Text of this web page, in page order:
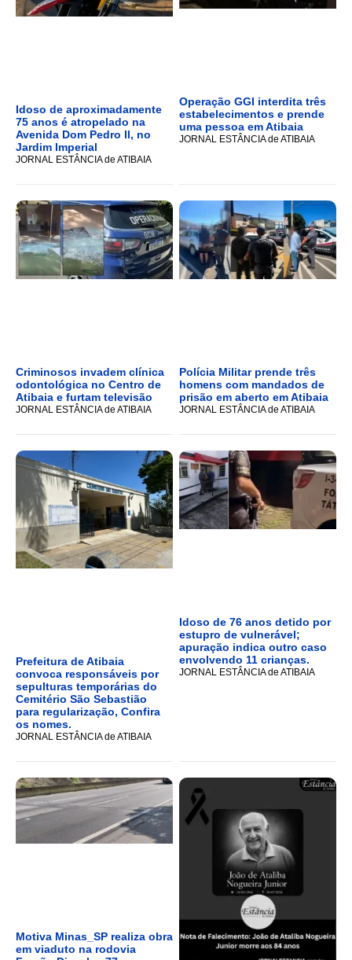
Idoso de aproximadamente
75 anos é atropelado na
Avenida Dom Pedro II, no
Jardim Imperial
JORNAL ESTÂNCIA de ATIBAIA
Operação GGI interdita três
estabelecimentos e prende
uma pessoa em Atibaia
JORNAL ESTÂNCIA de ATIBAIA
Criminosos invadem clínica
odontológica no Centro de
Atibaia e furtam televisão
JORNAL ESTÂNCIA de ATIBAIA
Polícia Militar prende três
homens com mandados de
prisão em aberto em Atibaia
JORNAL ESTÂNCIA de ATIBAIA
Prefeitura de Atibaia
convoca responsáveis por
sepulturas temporárias do
Cemitério São Sebastião
para regularização, Confira
os nomes.
JORNAL ESTÂNCIA de ATIBAIA
Idoso de 76 anos detido por
estupro de vulnerável;
apuração indica outro caso
envolvendo 11 crianças.
JORNAL ESTÂNCIA de ATIBAIA
Motiva Minas_SP realiza obra
em viaduto na rodovia